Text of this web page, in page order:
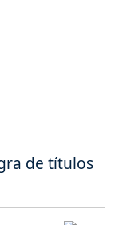
de títulos